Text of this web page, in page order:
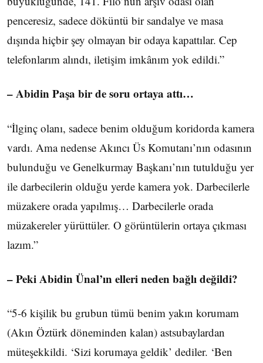
penceresiz, sadece döküntü bir sandalye ve masa
dışında hiçbir şey olmayan bir odaya kapattılar. Cep
telefonlarım alındı, iletişim imkânım yok edildi.”
– Abidin Paşa bir de soru ortaya attı…
“İlginç olanı, sadece benim olduğum koridorda kamera
vardı. Ama nedense Akıncı Üs Komutanı’nın odasının
bulunduğu ve Genelkurmay Başkanı’nın tutulduğu yer
ile darbecilerin olduğu yerde kamera yok. Darbecilerle
müzakere orada yapılmış… Darbecilerle orada
müzakereler yürüttüler. O görüntülerin ortaya çıkması
lazım.”
– Peki Abidin Ünal’ın elleri neden bağlı değildi?
“5-6 kişilik bu grubun tümü benim yakın korumam
(Akın Öztürk döneminden kalan) astsubaylardan
müteşekkildi. ‘Sizi korumaya geldik’ dediler. ‘Ben